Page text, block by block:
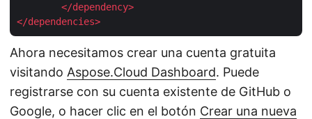
</dependency>
</dependencies>
Ahora necesitamos crear una cuenta gratuita
visitando Aspose.Cloud Dashboard. Puede
registrarse con su cuenta existente de GitHub o
Google, o hacer clic en el botón Crear una nueva